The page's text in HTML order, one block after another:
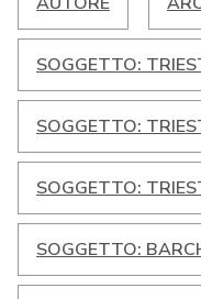
SOGGETTO:
SOGGETTO:
SOGGETTO:
SOGGETTO: